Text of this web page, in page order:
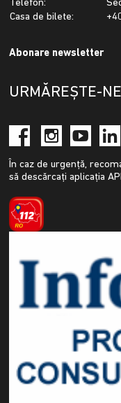
Telefon:
Casa de bilete:
Abonare newsletter
URMĂREȘTE-NE
În caz de urgență,
să descărcați aplicația